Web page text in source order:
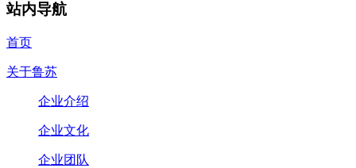
站内导航
首页
关于鲁苏
企业介绍
企业文化
企业团队